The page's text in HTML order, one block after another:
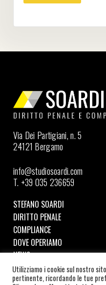
Via Dei Partigiani, n. 5
24121 Bergamo
info@studiosoardi.com
T. +39 035 236659
STEFANO SOARDI
DIRITTO PENALE
COMPLIANCE
DOVE OPERIAMO
NEWS
Seguici su LinkedIn
Utilizziamo i cookie sul nostro
pertinente, ricordando le tue